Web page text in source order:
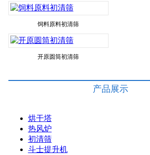
饲料原料初清筛
开原圆筒初清筛
产品展示
烘干塔
热风炉
初清筛
斗士提升机